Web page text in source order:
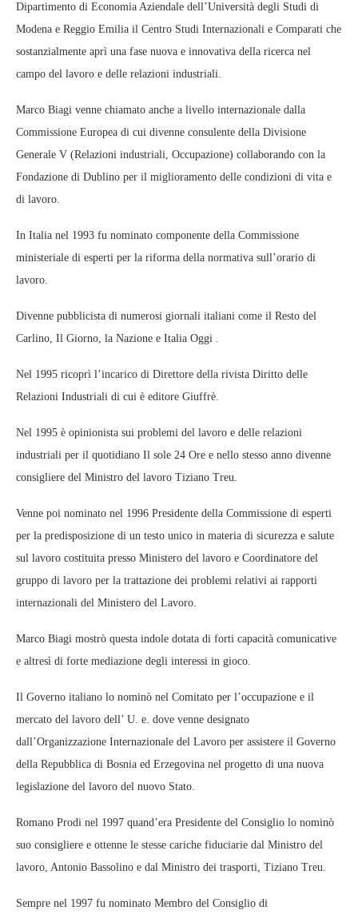
Dipartimento di Economia Aziendale dell’Università degli Studi di
Modena e Reggio Emilia il Centro Studi Internazionali e Comparati che
sostanzialmente aprì una fase nuova e innovativa della ricerca nel
campo del lavoro e delle relazioni industriali.
Marco Biagi venne chiamato anche a livello internazionale dalla
Commissione Europea di cui divenne consulente della Divisione
Generale V (Relazioni industriali, Occupazione) collaborando con la
Fondazione di Dublino per il miglioramento delle condizioni di vita e
di lavoro.
In Italia nel 1993 fu nominato componente della Commissione
ministeriale di esperti per la riforma della normativa sull’orario di
lavoro.
Divenne pubblicista di numerosi giornali italiani come il Resto del
Carlino, Il Giorno, la Nazione e Italia Oggi .
Nel 1995 ricoprì l’incarico di Direttore della rivista Diritto delle
Relazioni Industriali di cui è editore Giuffrè.
Nel 1995 è opinionista sui problemi del lavoro e delle relazioni
industriali per il quotidiano Il sole 24 Ore e nello stesso anno divenne
consigliere del Ministro del lavoro Tiziano Treu.
Venne poi nominato nel 1996 Presidente della Commissione di esperti
per la predisposizione di un testo unico in materia di sicurezza e salute
sul lavoro costituita presso Ministero del lavoro e Coordinatore del
gruppo di lavoro per la trattazione dei problemi relativi ai rapporti
internazionali del Ministero del Lavoro.
Marco Biagi mostrò questa indole dotata di forti capacità comunicative
e altresì di forte mediazione degli interessi in gioco.
Il Governo italiano lo nominò nel Comitato per l’occupazione e il
mercato del lavoro dell’ U. e. dove venne designato
dall’Organizzazione Internazionale del Lavoro per assistere il Governo
della Repubblica di Bosnia ed Erzegovina nel progetto di una nuova
legislazione del lavoro del nuovo Stato.
Romano Prodi nel 1997 quand’era Presidente del Consiglio lo nominò
suo consigliere e ottenne le stesse cariche fiduciarie dal Ministro del
lavoro, Antonio Bassolino e dal Ministro dei trasporti, Tiziano Treu.
Sempre nel 1997 fu nominato Membro del Consiglio di